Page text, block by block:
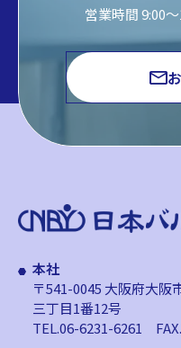
営業時間 9:00
本社
〒541-0045 大阪府大阪
三丁目1番12号
TEL.06-6231-6261